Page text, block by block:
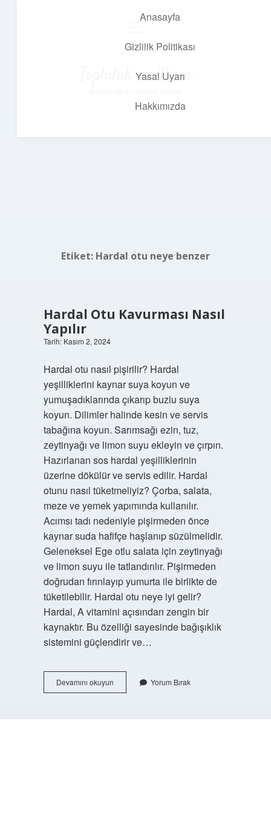
Anasayfa
Gizlilik Politikası
Yasal Uyarı
Hakkımızda
Topluluk ve İlham
Etiket: Hardal otu neye benzer
Hardal Otu Kavurması Nasıl
Yapılır
Tarih: Kasım 2, 2024
Hardal otu nasıl pişirilir? Hardal
yeşilliklerini kaynar suya koyun ve
yumuşadıklarında çıkarıp buzlu suya
koyun. Dilimler halinde kesin ve servis
tabağına koyun. Sarımsağı ezin, tuz,
zeytinyağı ve limon suyu ekleyin ve çırpın.
Hazırlanan sos hardal yeşilliklerinin
üzerine dökülür ve servis edilir. Hardal
otunu nasıl tüketmeliyiz? Çorba, salata,
meze ve yemek yapımında kullanılır.
Acımsı tadı nedeniyle pişirmeden önce
kaynar suda hafifçe haşlanıp süzülmelidir.
Geleneksel Ege otlu salata için zeytinyağı
ve limon suyu ile tatlandırılır. Pişirmeden
doğrudan fırınlayıp yumurta ile birlikte de
tüketilebilir. Hardal otu neye iyi gelir?
Hardal, A vitamini açısından zengin bir
kaynaktır. Bu özelliği sayesinde bağışıklık
sistemini güçlendirir ve…
Devamını okuyunHardal
Otu
Yorum Bırak